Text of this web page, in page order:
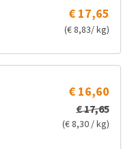
€ 17,65
(€ 8,83/ kg)
€ 16,60
€ 17,65
(€ 8,30 / kg)